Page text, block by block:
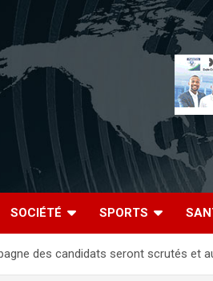
SOCIÉTÉ SPORTS
des candidats seront scrutés et